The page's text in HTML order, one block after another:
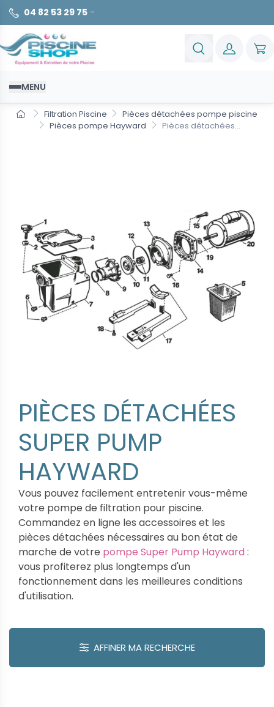
04 82 53 29 75 -
MENU
Filtration Piscine
Pièces détachées pompe piscine
Pièces pompe Hayward
Pièces détachées...
PIÈCES DÉTACHÉES
SUPER PUMP
HAYWARD
Vous pouvez facilement entretenir vous-même
votre pompe de filtration pour piscine.
Commandez en ligne les accessoires et les
pièces détachées nécessaires au bon état de
marche de votre pompe Super Pump Hayward :
vous profiterez plus longtemps d'un
fonctionnement dans les meilleures conditions
d'utilisation.
AFFINER MA RECHERCHE